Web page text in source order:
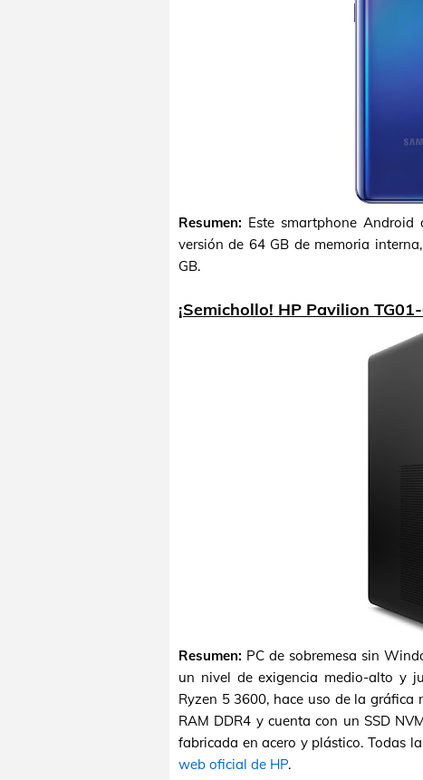
Resumen: Este smartphone
versión de 64 GB de memoria
GB.
¡Semichollo! HP Pavilion
Resumen: PC de sobremesa sin
un nivel de exigencia medio-alto y
Ryzen 5 3600, hace uso de la gráfica
RAM DDR4 y cuenta con un SSD
fabricada en acero y plástico. Todas
web oficial de HP.